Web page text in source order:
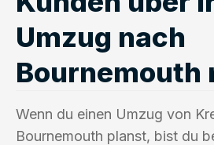
Umzug nach
Bournemouth
Wenn du einen Umzug von
Bournemouth planst, bist du